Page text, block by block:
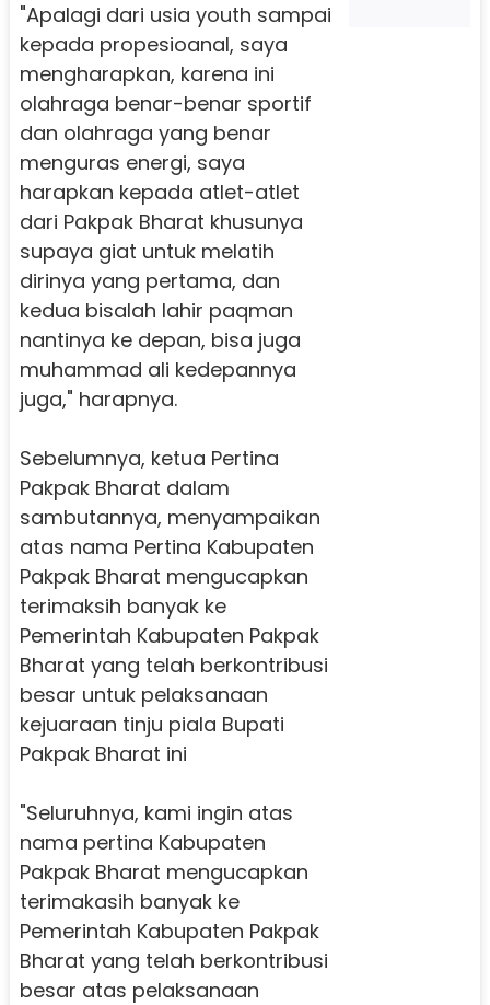
"Apalagi dari usia youth sampai
kepada propesioanal, saya
mengharapkan, karena ini
olahraga benar-benar sportif
dan olahraga yang benar
menguras energi, saya
harapkan kepada atlet-atlet
dari Pakpak Bharat khusunya
supaya giat untuk melatih
dirinya yang pertama, dan
kedua bisalah lahir paqman
nantinya ke depan, bisa juga
muhammad ali kedepannya
juga," harapnya.
Sebelumnya, ketua Pertina
Pakpak Bharat dalam
sambutannya, menyampaikan
atas nama Pertina Kabupaten
Pakpak Bharat mengucapkan
terimaksih banyak ke
Pemerintah Kabupaten Pakpak
Bharat yang telah berkontribusi
besar untuk pelaksanaan
kejuaraan tinju piala Bupati
Pakpak Bharat ini
"Seluruhnya, kami ingin atas
nama pertina Kabupaten
Pakpak Bharat mengucapkan
terimakasih banyak ke
Pemerintah Kabupaten Pakpak
Bharat yang telah berkontribusi
besar atas pelaksanaan